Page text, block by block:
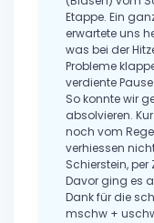
Etappe. Ein
erwartete uns
was bei der
Probleme
verdiente
So konnte wir
absolvieren.
noch vom
verhiessen
Schierstein, per
Davor ging es
Dank für die
mschw +